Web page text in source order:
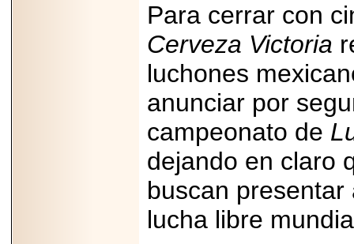
Para cerrar con
Cerveza Victoria
luchones
anunciar por
campeonato de
dejando en claro
buscan
lucha libre